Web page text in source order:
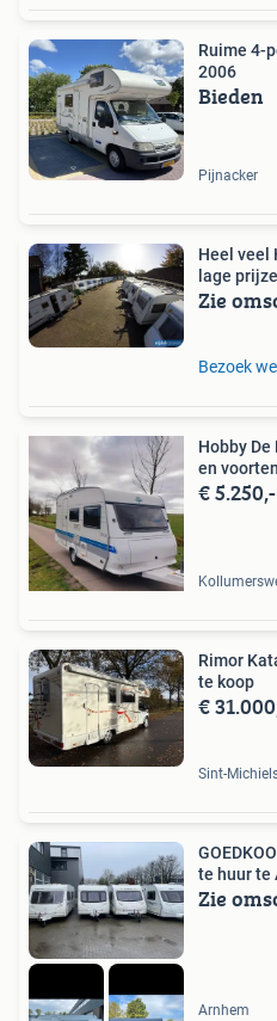
Ruime 4-
2006
Bieden
Pijnacker
Heel veel
lage
Zie
Bezoek
Hobby
en
€ 5.250,-
Rimor
te koop
€
Sint-
te huur te
Zie
Arnhem